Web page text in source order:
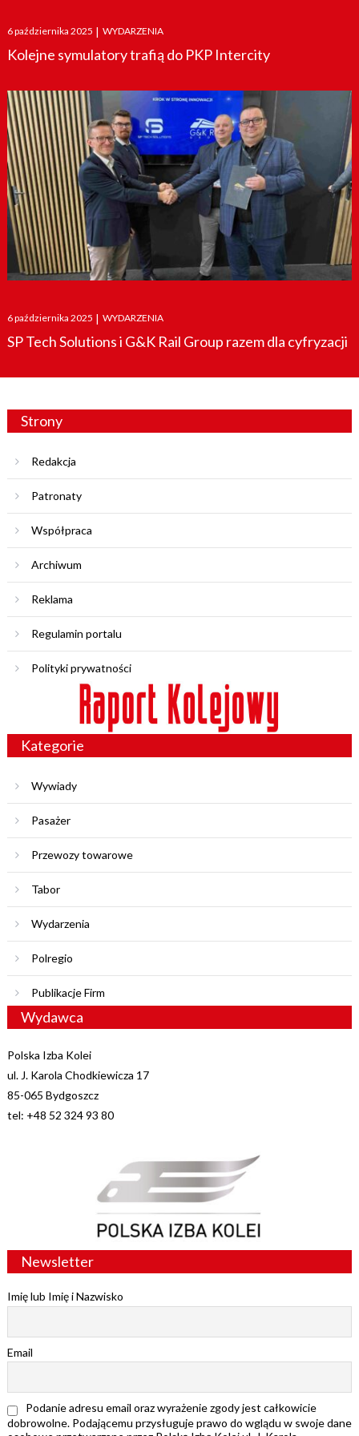
Posted
on
6 października 2025 | WYDARZENIA
Kolejne symulatory trafią do PKP Intercity
Posted
on
6 października 2025 | WYDARZENIA
SP Tech Solutions i G&K Rail Group razem dla cyfryzacji
Strony
Redakcja
Patronaty
Współpraca
Archiwum
Reklama
Regulamin portalu
Polityki prywatności
Kategorie
Wywiady
Pasażer
Przewozy towarowe
Tabor
Wydarzenia
Polregio
Publikacje Firm
Wydawca
Polska Izba Kolei
ul. J. Karola Chodkiewicza 17
85-065 Bydgoszcz
tel: +48 52 324 93 80
Newsletter
Imię lub Imię i Nazwisko
Email
Podanie adresu email oraz wyrażenie zgody jest całkowicie
dobrowolne. Podającemu przysługuje prawo do wglądu w swoje dane